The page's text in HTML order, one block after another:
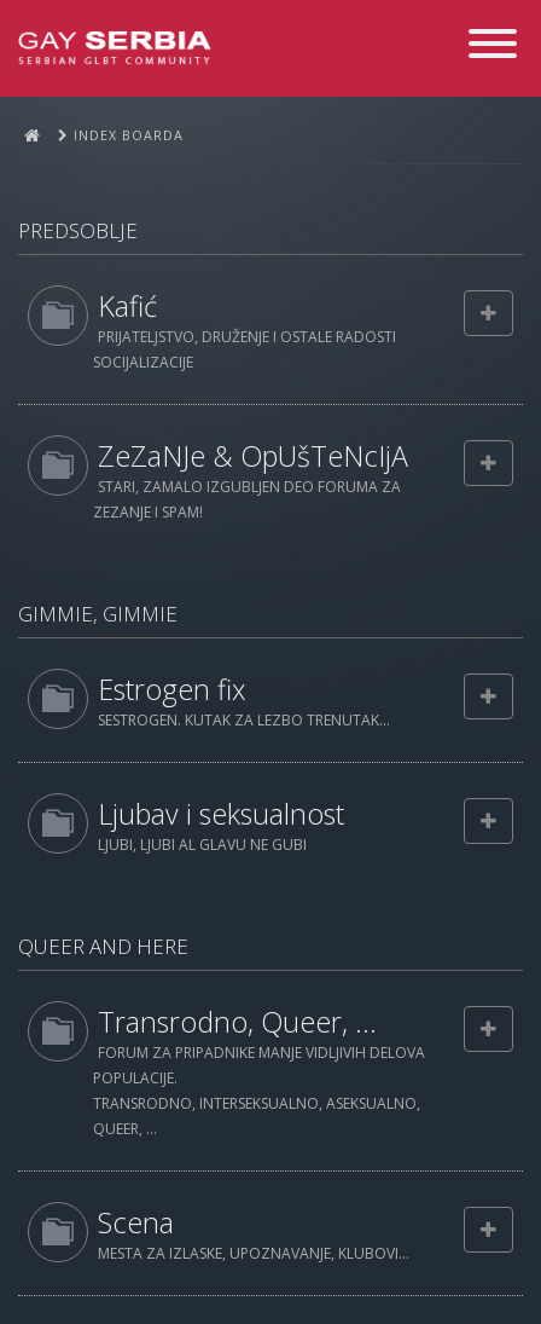
Toggle
INDEX BOARDA
PREDSOBLJE
Kafić
PRIJATELJSTVO, DRUŽENJE I OSTALE RADOSTI
SOCIJALIZACIJE
ZeZaNJe & OpUšTeNcIjA
STARI, ZAMALO IZGUBLJEN DEO FORUMA ZA
ZEZANJE I SPAM!
GIMMIE, GIMMIE
Estrogen fix
SESTROGEN. KUTAK ZA LEZBO TRENUTAK...
Ljubav i seksualnost
LJUBI, LJUBI AL GLAVU NE GUBI
QUEER AND HERE
Transrodno, Queer, ...
FORUM ZA PRIPADNIKE MANJE VIDLJIVIH DELOVA
POPULACIJE.
TRANSRODNO, INTERSEKSUALNO, ASEKSUALNO,
QUEER, ...
Scena
MESTA ZA IZLASKE, UPOZNAVANJE, KLUBOVI...